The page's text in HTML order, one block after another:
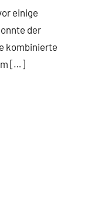
einige
der
kombinierte
[…]